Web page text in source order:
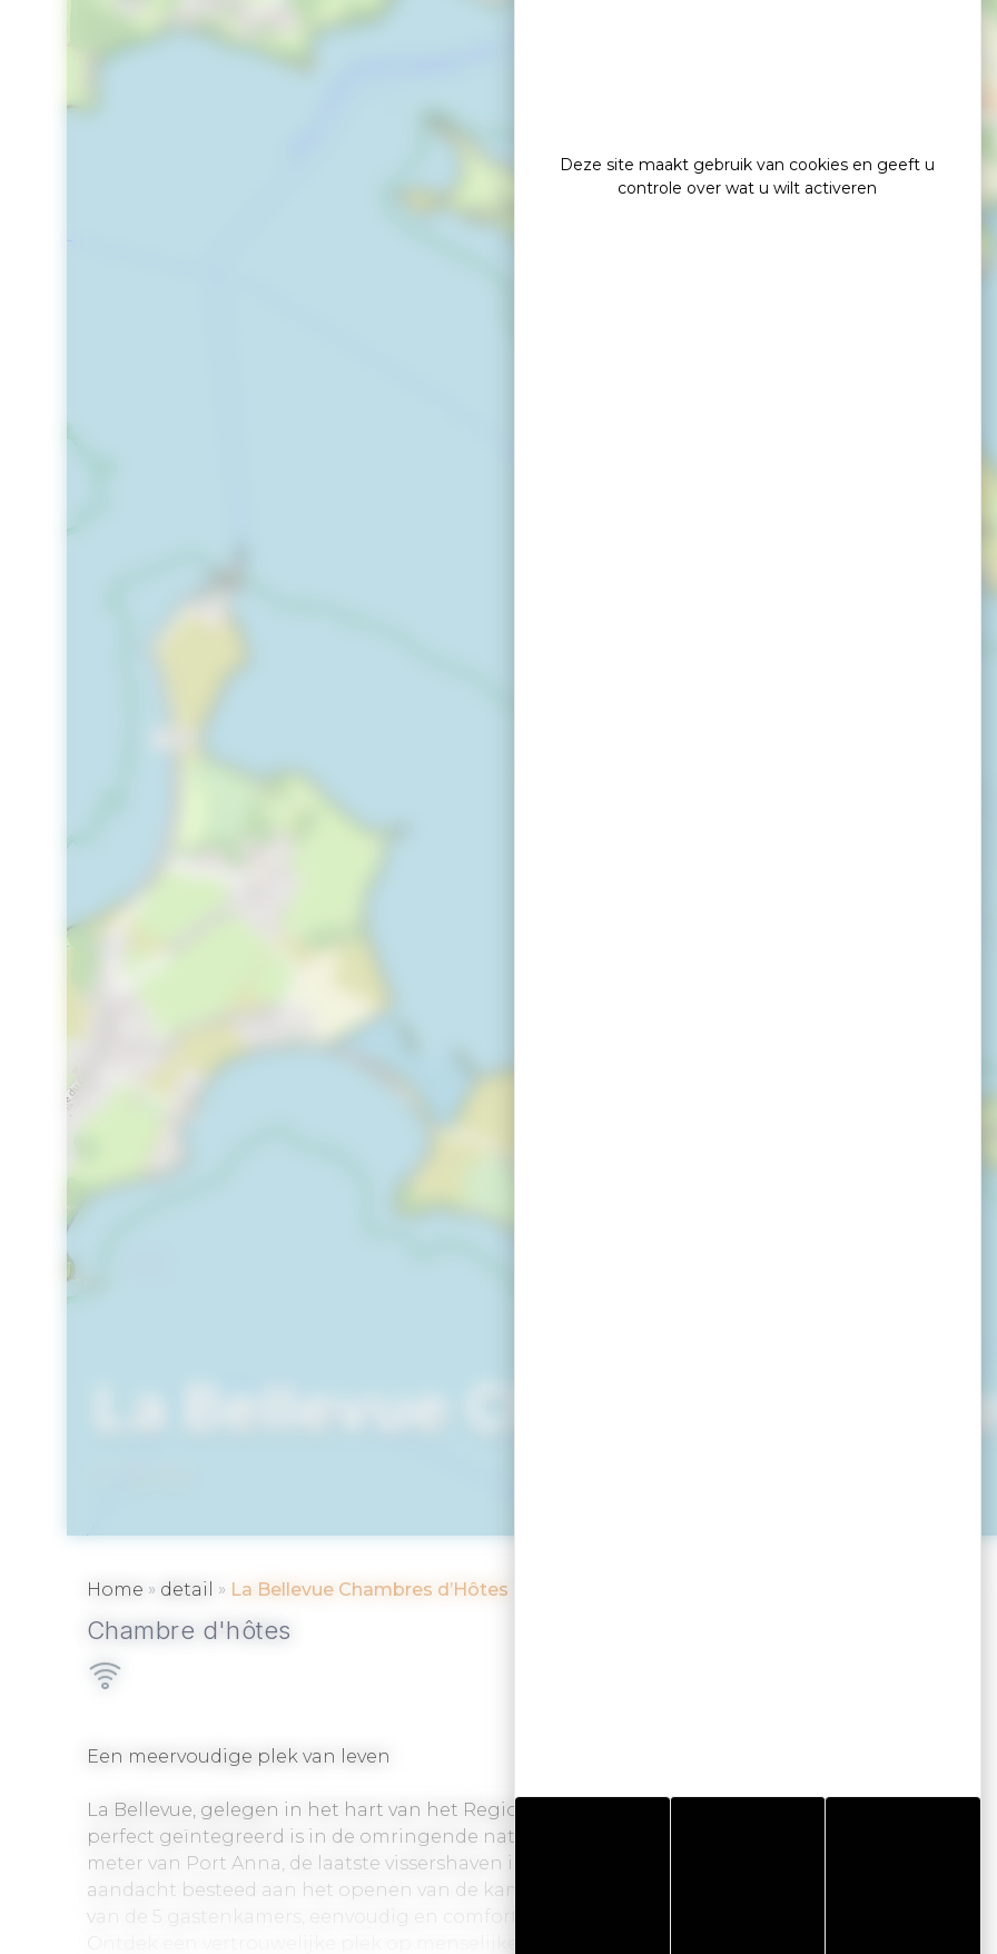
La Bellevue Chambres
Home » detail » La Bellevue Chambres d’Hôtes
Chambre d'hôtes
Een meervoudige plek van leven
La Bellevue, gelegen in het hart van het Regionaal Natuurpark, is een authentieke plek die
perfect geïntegreerd is in de omringende natuur, gelegen op het schiereiland Séné, op 400
meter van Port Anna, de laatste vissershaven in de Golf van Morbihan. Er is bijzondere
aandacht besteed aan het openen van de kamers richting de zee.U zult genieten van een
van de 5 gastenkamers, eenvoudig en comfortabel met terrassen die uitkomen op de Golf.
Deze site maakt gebruik van cookies en geeft u
controle over wat u wilt activeren